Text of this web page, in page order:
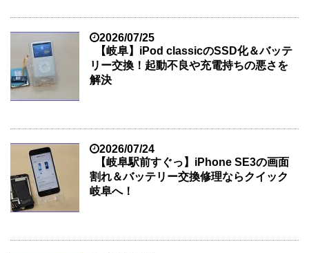
2026/07/25
【岐阜】iPod classicのSSD化＆バッテ
リー交換！起動不良や充電持ちの悪さを
解決
2026/07/24
【岐阜駅前すぐっ】iPhone SE3の画面
割れ＆バッテリー交換修理ならクイック
岐阜へ！